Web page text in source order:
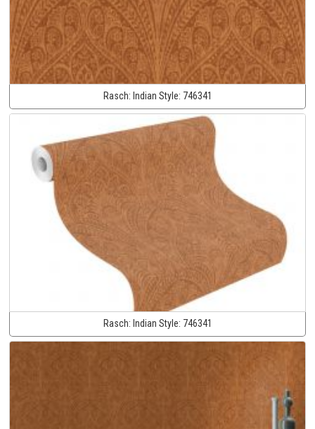
Rasch: Indian Style: 746341
Rasch: Indian Style: 746341